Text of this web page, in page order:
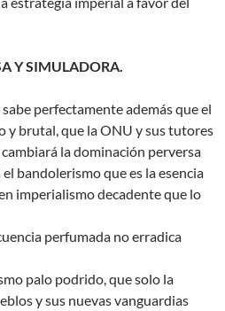
Y SIMULADORA.
perfectamente además que el
brutal, que la ONU y sus tutores
la dominación perversa
bandolerismo que es la esencia
imperialismo decadente que lo
perfumada no erradica
palo podrido, que solo la
y sus nuevas vanguardias